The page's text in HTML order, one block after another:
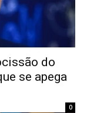
do
se apega
0